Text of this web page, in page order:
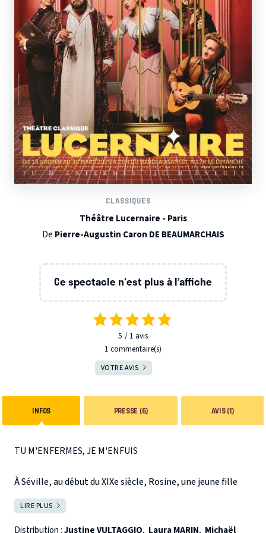
CLASSIQUES
Théâtre Lucernaire - Paris
De Pierre-Augustin Caron DE BEAUMARCHAIS
Ce spectacle n'est plus à l’affiche
5 1 avis
1 commentaire(s)
VOTRE AVIS
INFOS PRESSE (6) AVIS (1)
TU M'ENFERMES, JE M'ENFUIS
À Séville, au début du XIXe siècle, Rosine, une jeune fille
orpheline, est retenue captive par son tuteur, le docteur
Bartholo, épaulé par son cupide bras droit Basile. Promise
à un mariage forcé à ses 18 ans, elle tombe amoureuse
LIRE PLUS
Distribution :Justine VULTAGGIO, Laura MARIN, Michaël